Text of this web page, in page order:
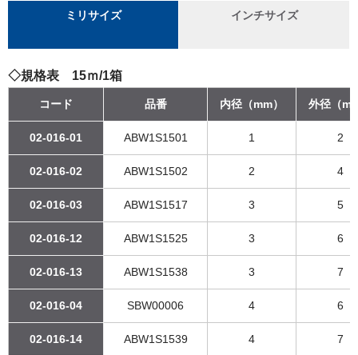
ミリサイズ インチサイズ
◇規格表 15ｍ/1箱
コード 品番 内径（mm） 外径（
02-016-01 ABW1S1501 1 2
02-016-02 ABW1S1502 2 4
02-016-03 ABW1S1517 3 5
02-016-12 ABW1S1525 3 6
02-016-13 ABW1S1538 3 7
02-016-04 SBW00006 4 6
02-016-14 ABW1S1539 4 7